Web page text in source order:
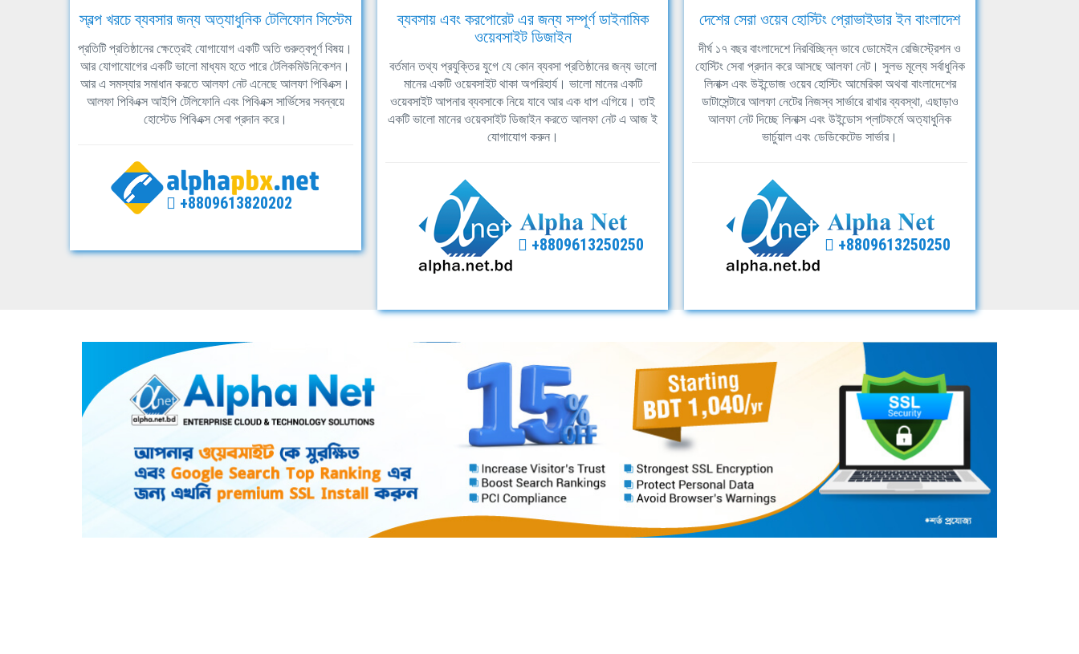
স্বল্প খরচে ব্যবসার জন্য অত্যাধুনিক টেলিফোন সিস্টেম
প্রতিটি প্রতিষ্ঠানের ক্ষেত্রেই যোগাযোগ একটি অতি গুরুত্বপূর্ণ বিষয়।
আর যোগাযোগের একটি ভালো মাধ্যম হতে পারে টেলিকমিউনিকেশন।
আর এ সমস্যার সমাধান করতে আলফা নেট এনেছে আলফা পিবিএক্স।
আলফা পিবিএক্স আইপি টেলিফোনি এবং পিবিএক্স সার্ভিসের সবন্বয়ে
হোস্টেড পিবিএক্স সেবা প্রদান করে।
+8809613820202
ব্যবসায় এবং করপোরেট এর জন্য সম্পূর্ণ ডাইনামিক
ওয়েবসাইট ডিজাইন
বর্তমান তথ্য প্রযুক্তির যুগে যে কোন ব্যবসা প্রতিষ্ঠানের জন্য ভালো
মানের একটি ওয়েবসাইট থাকা অপরিহার্য। ভালো মানের একটি
ওয়েবসাইট আপনার ব্যবসাকে নিয়ে যাবে আর এক ধাপ এগিয়ে। তাই
একটি ভালো মানের ওয়েবসাইট ডিজাইন করতে আলফা নেট এ আজ ই
যোগাযোগ করুন।
+8809613250250
দেশের সেরা ওয়েব হোস্টিং প্রোভাইডার ইন বাংলাদেশ
দীর্ঘ ১৭ বছর বাংলাদেশে নিরবিচ্ছিন্ন ভাবে ডোমেইন রেজিস্ট্রেশন ও
হোস্টিং সেবা প্রদান করে আসছে আলফা নেট। সুলভ মূল্যে সর্বাধুনিক
লিনাক্স এবং উইন্ডোজ ওয়েব হোস্টিং আমেরিকা অথবা বাংলাদেশের
ডাটাসেন্টারে আলফা নেটের নিজস্ব সার্ভারে রাখার ব্যবস্থা, এছাড়াও
আলফা নেট দিচ্ছে লিনাক্স এবং উইন্ডোস প্লাটফর্মে অত্যাধুনিক
ভার্চুয়াল এবং ডেডিকেটেড সার্ভার।
+8809613250250